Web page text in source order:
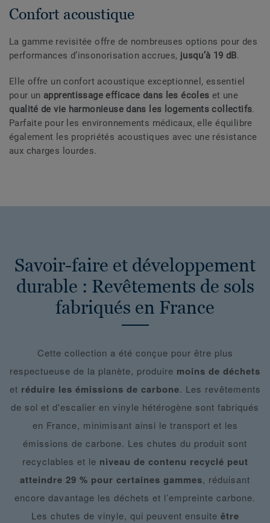
Confort acoustique
La gamme revisitée offre de nombreuses options pour des
performances d’insonorisation accrues, jusqu’à 19 dB.
Elle offre un confort acoustique exceptionnel, essentiel
pour un apprentissage efficace dans les écoles et une
qualité de vie harmonieuse dans les logements collectifs.
Parfaite pour les environnements médicaux, elle équilibre
également les propriétés acoustiques avec une résistance
aux charges lourdes.
Savoir-faire et développement
durable : Revêtements de sols
fabriqués en France
Cette collection a été conçue pour être plus
respectueuse de la planète, produire moins de déchets
et réduire les émissions de carbone. Les revêtements
de sol et d'escalier en vinyle hétérogène sont fabriqués
en France, minimisant ainsi le transport et les
émissions de carbone. Les chutes du produit sont
recyclables et le niveau de contenu recyclé peut
atteindre 29 % pour certaines gammes, réduisant
encore davantage les déchets et l’empreinte carbone.
Les chutes de vinyle, qui peuvent ensuite être